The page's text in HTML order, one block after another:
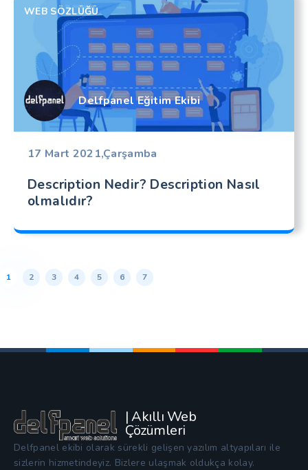
WEB SÖZLÜĞÜ
Delfpanel Eğitim Ekibi
17 Mart 2021,Çarşamba
Description Nedir? Description Nasıl
olmalıdır?
1 2 3 4 5 6 7
| Akıllı Web
Çözümleri
Delfpanel ekibi olarak sürekli gelişen yazılım altyapıları ile
sizlerin hizmetindeyiz. Bizlere ulaşmak oldukça kolay.